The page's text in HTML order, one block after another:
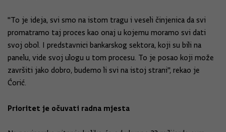
"To je ideja, svi smo na istom tragu i veseli činjenica da svi
promatramo taj proces kao onaj u kojemu moramo svi dati
svoj obol. I predstavnici bankarskog sektora, koji su bili na
panelu, vide svoj ulogu u tom procesu. To je posao koji može
završiti jako dobro, budemo li svi na istoj strani", rekao je
Ćorić.
Prioritet je očuvati radna mjesta